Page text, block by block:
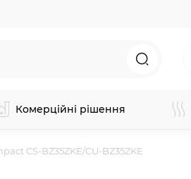
Комерційні рішення
CS-BZ35ZKE/CU-BZ35ZKE